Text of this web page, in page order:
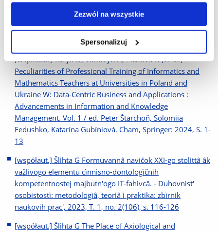
Zezwól na wszystkie
Spersonalizuj
storočí III : Konferenčný zborník 26. Medzinárodná
konferencia, Prešov, Slovensko, 14-15 máj 2024 / eds.
Vasil Gluchman, Ján Kalajtzidis. Prešov, Filozofická fakulta
Prešovskej univerzity v Prešove: 2024, S. 142-151
[współaut.] Yuzyk O, Voitovych I, Pavlova N [et al.]
Peculiarities of Professional Training of Informatics and
Mathematics Teachers at Universities in Poland and
Ukraine W: Data-Centric Business and Applications :
Advancements in Information and Knowledge
Management. Vol. 1 / ed. Peter Štarchoň, Solomiia
Fedushko, Katarína Gubíniová. Cham, Springer: 2024, S. 1-
13
[współaut.] Šlìhta G Formuvannâ navičok XXI-go stolìttâ âk
važlivogo elementu cìnnìsno-dontologìčnih
kompetentnostej majbutn'ogo IT-fahìvcâ. - Duhovnìst'
osobistostì: metodologìâ, teorìâ ì praktika: zbìrnik
naukovih prac', 2023, T. 1, no. 2(106), s. 116-126
[współaut.] Šlìhta G The Place of Axiological and